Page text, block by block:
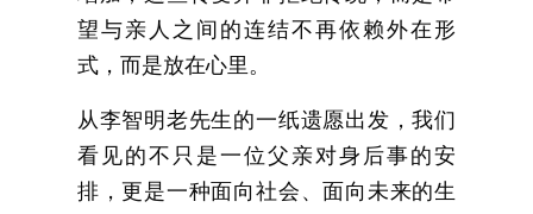
望与亲人之间的连结不再依赖外在形
式，而是放在心里。
从李智明老先生的一纸遗愿出发，我们
看见的不只是一位父亲对身后事的安
排，更是一种面向社会、面向未来的生